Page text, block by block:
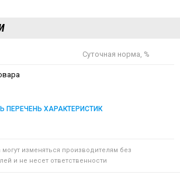
Суточная норма, %
ПЕРЕЧЕНЬ ХАРАКТЕРИСТИК
могут изменяться производителям без
и не несет ответственности